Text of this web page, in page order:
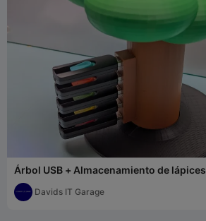
Árbol USB + Almacenamiento de lápices
Davids IT Garage